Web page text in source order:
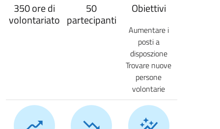
350 ore di
volontariato
50
partecipanti
Obiettivi
Aumentare i
posti a
disposzione
Trovare nuove
persone
volontarie